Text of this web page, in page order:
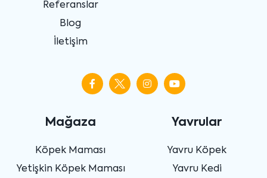
Referanslar
Blog
İletişim
Mağaza
Köpek Maması
Yetişkin Köpek Maması
Yavrular
Yavru Köpek
Yavru Kedi